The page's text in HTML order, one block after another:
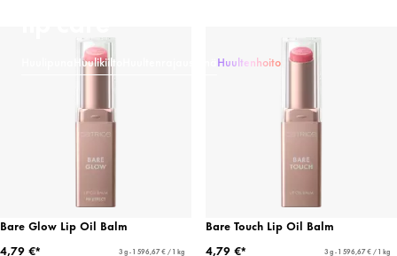
Huulikiilto Huultenhoito
Bare Glow Lip Oil Balm
4,79 €*
3 g - 1 596,67 € / 1 kg
Bare Touch Lip Oil Balm
4,79 €*
3 g - 1 596,67 € / 1 kg